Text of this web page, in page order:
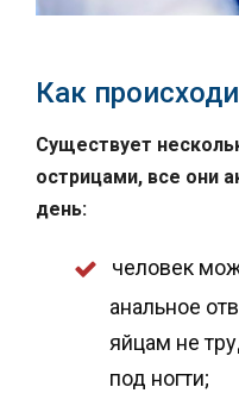
Как
Существует
острицами, все они
день:
человек
анальное
яйцам не
под ногти;